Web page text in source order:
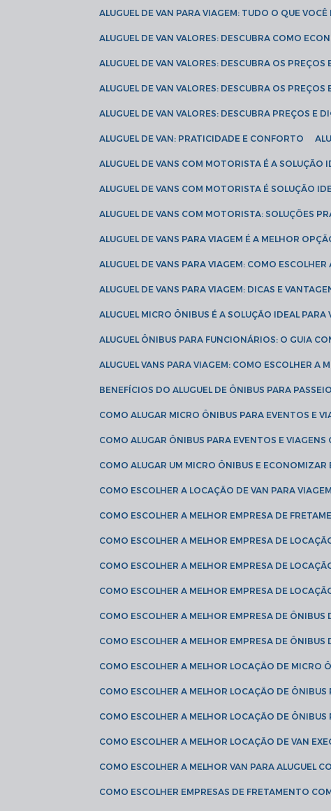
ALUGUEL DE VAN PARA VIAGEM: TUDO O QUE
ALUGUEL DE VAN VALORES: DESCUBRA COMO
ALUGUEL DE VAN VALORES: DESCUBRA OS
ALUGUEL DE VAN VALORES: DESCUBRA OS
ALUGUEL DE VAN VALORES: DESCUBRA PREÇOS E
ALUGUEL DE VAN: PRATICIDADE E CONFORTO
ALUGUEL DE VANS COM MOTORISTA É A SOLUÇÃO
ALUGUEL DE VANS COM MOTORISTA É SOLUÇÃO
ALUGUEL DE VANS COM MOTORISTA: SOLUÇÕES
ALUGUEL DE VANS PARA VIAGEM É A MELHOR
ALUGUEL DE VANS PARA VIAGEM: COMO
ALUGUEL DE VANS PARA VIAGEM: DICAS E
ALUGUEL MICRO ÔNIBUS É A SOLUÇÃO IDEAL
ALUGUEL ÔNIBUS PARA FUNCIONÁRIOS: O GUIA
ALUGUEL VANS PARA VIAGEM: COMO ESCOLHER A
BENEFÍCIOS DO ALUGUEL DE ÔNIBUS PARA PASSEIO
COMO ALUGAR MICRO ÔNIBUS PARA EVENTOS E
COMO ALUGAR ÔNIBUS PARA EVENTOS E
COMO ALUGAR UM MICRO ÔNIBUS E ECONOMIZAR
COMO ESCOLHER A LOCAÇÃO DE VAN PARA
COMO ESCOLHER A MELHOR EMPRESA DE
COMO ESCOLHER A MELHOR EMPRESA DE
COMO ESCOLHER A MELHOR EMPRESA DE
COMO ESCOLHER A MELHOR EMPRESA DE
COMO ESCOLHER A MELHOR EMPRESA DE
COMO ESCOLHER A MELHOR EMPRESA DE
COMO ESCOLHER A MELHOR LOCAÇÃO DE MICRO
COMO ESCOLHER A MELHOR LOCAÇÃO DE
COMO ESCOLHER A MELHOR LOCAÇÃO DE
COMO ESCOLHER A MELHOR LOCAÇÃO DE VAN
COMO ESCOLHER A MELHOR VAN PARA ALUGUEL
COMO ESCOLHER EMPRESAS DE FRETAMENTO